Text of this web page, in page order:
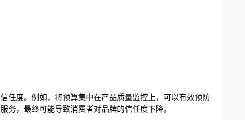
任度。例如，将预算集中在产品质量监控上，可以有效预防
，最终可能导致消费者对品牌的信任度下降。